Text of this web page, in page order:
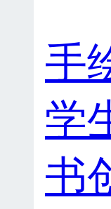
手
学
书